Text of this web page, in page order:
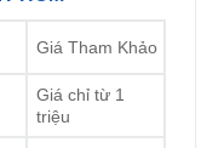
Giá Tham Khảo
Giá chỉ từ 1
triệu